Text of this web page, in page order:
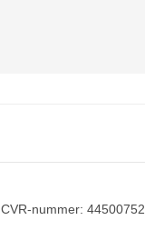
CVR-nummer: 44500752